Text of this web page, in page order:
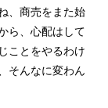
、商売をまた始
ら、心配はして
ことをやるわけ
そんなに変わん